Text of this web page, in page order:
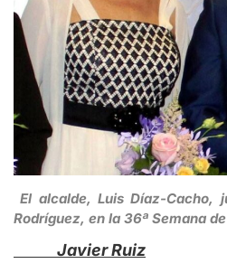
El alcalde, Luis Díaz-Cacho,
Rodríguez, en la 36ª Semana
Javier Ruiz